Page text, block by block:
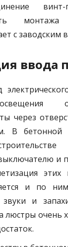
винт-
монтажа
с заводским
ввода
через
В бетонной
и
этих
и по
звуки и
люстры очень